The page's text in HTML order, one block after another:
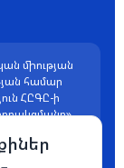
միության
համար
ՀԸԳԸ-ի